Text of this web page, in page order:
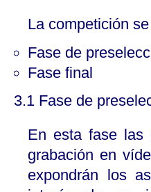
La competición
Fase de
Fase final
3.1 Fase de
En esta fase las
grabación en
expondrán los